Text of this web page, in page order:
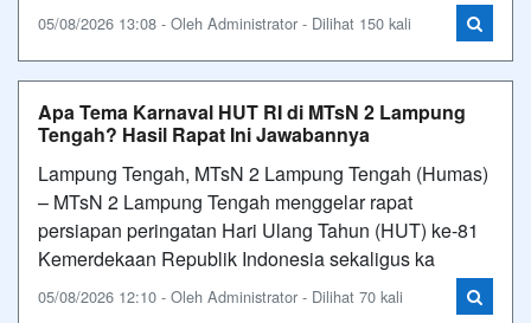
05/08/2026 13:08 - Oleh Administrator - Dilihat 150 kali
Apa Tema Karnaval HUT RI di MTsN 2 Lampung
Tengah? Hasil Rapat Ini Jawabannya
Lampung Tengah, MTsN 2 Lampung Tengah (Humas)
– MTsN 2 Lampung Tengah menggelar rapat
persiapan peringatan Hari Ulang Tahun (HUT) ke-81
Kemerdekaan Republik Indonesia sekaligus ka
05/08/2026 12:10 - Oleh Administrator - Dilihat 70 kali